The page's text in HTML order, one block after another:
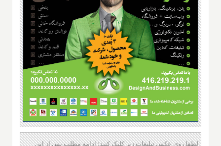
لطفا روی عکس تبلیغات زیر کلیک کنید؛ ادامه مطلب پس از این